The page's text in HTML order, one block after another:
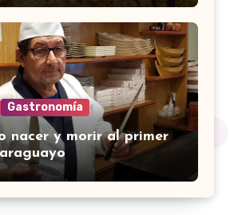
Gastronomía
nacer y morir al primer